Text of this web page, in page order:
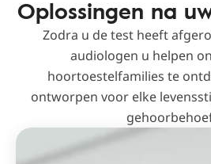
Oplossingen na
Zodra u de test heeft
audiologen u helpen
hoortoestelfamilies te
ontworpen voor elke